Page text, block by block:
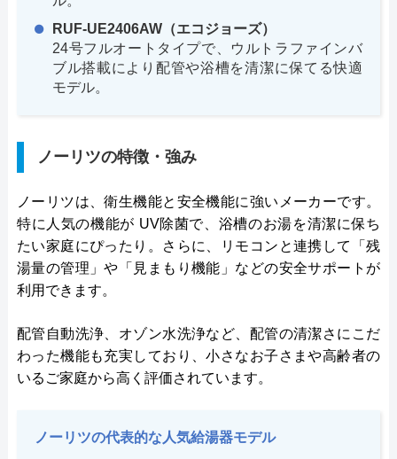
RUF-UE2406AW（エコジョーズ）
24号フルオートタイプで、ウルトラファインバ
ブル搭載により配管や浴槽を清潔に保てる快適
モデル。
ノーリツの特徴・強み
ノーリツは、衛生機能と安全機能に強いメーカーです。
特に人気の機能が UV除菌で、浴槽のお湯を清潔に保ち
たい家庭にぴったり。さらに、リモコンと連携して「残
湯量の管理」や「見まもり機能」などの安全サポートが
利用できます。
配管自動洗浄、オゾン水洗浄など、配管の清潔さにこだ
わった機能も充実しており、小さなお子さまや高齢者の
いるご家庭から高く評価されています。
ノーリツの代表的な人気給湯器モデル